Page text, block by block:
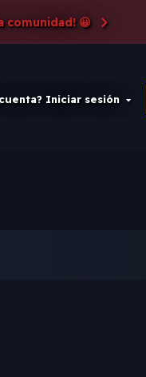
comunidad! 😀
Iniciar sesión